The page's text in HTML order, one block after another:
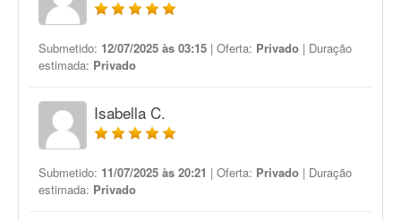
Submetido: 12/07/2025 às 03:15 | Oferta: Privado | Duração
estimada: Privado
Isabella C.
Submetido: 11/07/2025 às 20:21 | Oferta: Privado | Duração
estimada: Privado